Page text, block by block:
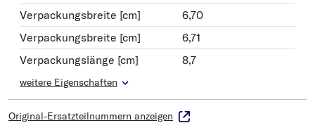
Verpackungsbreite [cm]
6,70
Verpackungsbreite [cm]
6,71
Verpackungslänge [cm]
8,7
weitere Eigenschaften
Original-Ersatzteilnummern anzeigen